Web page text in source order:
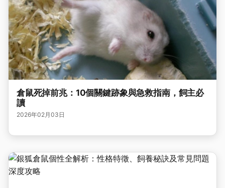
倉鼠死掉前兆：10個關鍵跡象與急救指南，飼主必
讀
2026年02月03日